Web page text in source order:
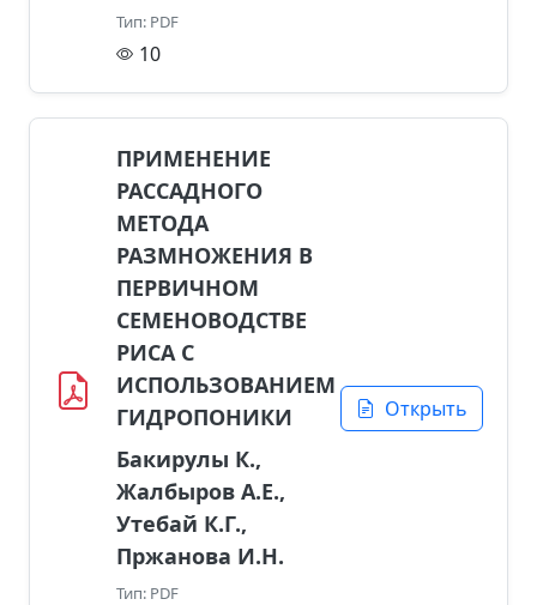
Тип: PDF
10
ПРИМЕНЕНИЕ
РАССАДНОГО
МЕТОДА
РАЗМНОЖЕНИЯ В
ПЕРВИЧНОМ
СЕМЕНОВОДСТВЕ
РИСА С
ИСПОЛЬЗОВАНИЕМ
ГИДРОПОНИКИ
Бакирулы К.,
Жалбыров А.Е.,
Утебай К.Г.,
Пржанова И.Н.
Тип: PDF
Открыть